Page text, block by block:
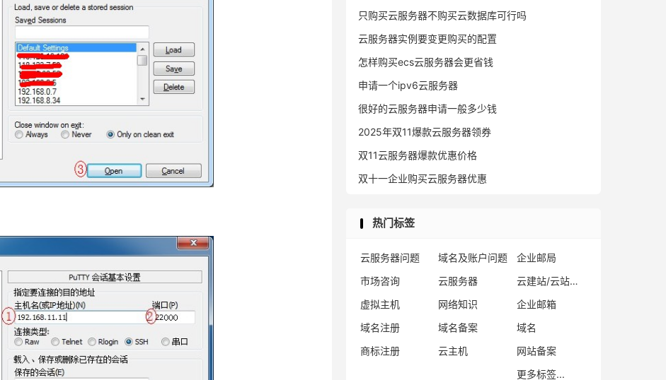
只购买云服务器不购买云数据库可行吗
云服务器实例要变更购买的配置
怎样购买ecs云服务器会更省钱
申请一个ipv6云服务器
很好的云服务器申请一般多少钱
2025年双11爆款云服务器领券
双11云服务器爆款优惠价格
双十一企业购买云服务器优惠
热门标签
云服务器问题 域名及账户问题
企业邮局
市场咨询
云服务器
云建站/云站群/小程序
虚拟主机
网络知识
企业邮箱
域名注册
域名备案
域名
商标注册
云主机
网站备案
更多标签...